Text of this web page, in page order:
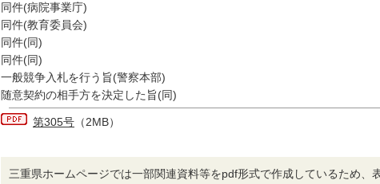
同件(病院事業庁)
同件(教育委員会)
同件(同)
同件(同)
一般競争入札を行う旨(警察本部)
随意契約の相手方を決定した旨(同)
第305号 （2MB）
三重県ホームページでは一部関連資料等をpdf形式で作成しているため、